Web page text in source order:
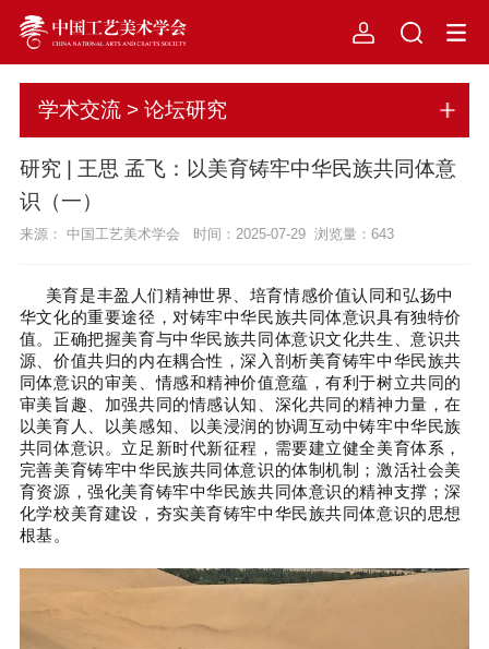
学术交流 > 论坛研究
研究 | 王思 孟飞：以美育铸牢中华民族共同体意
识（一）
来源： 中国工艺美术学会 时间：2025-07-29 浏览量： 643
美育是丰盈人们精神世界、培育情感价值认同和弘扬中
华文化的重要途径，对铸牢中华民族共同体意识具有独特价
值。正确把握美育与中华民族共同体意识文化共生、意识共
源、价值共归的内在耦合性，深入剖析美育铸牢中华民族共
同体意识的审美、情感和精神价值意蕴，有利于树立共同的
审美旨趣、加强共同的情感认知、深化共同的精神力量，在
以美育人、以美感知、以美浸润的协调互动中铸牢中华民族
共同体意识。立足新时代新征程，需要建立健全美育体系，
完善美育铸牢中华民族共同体意识的体制机制；激活社会美
育资源，强化美育铸牢中华民族共同体意识的精神支撑；深
化学校美育建设，夯实美育铸牢中华民族共同体意识的思想
根基。